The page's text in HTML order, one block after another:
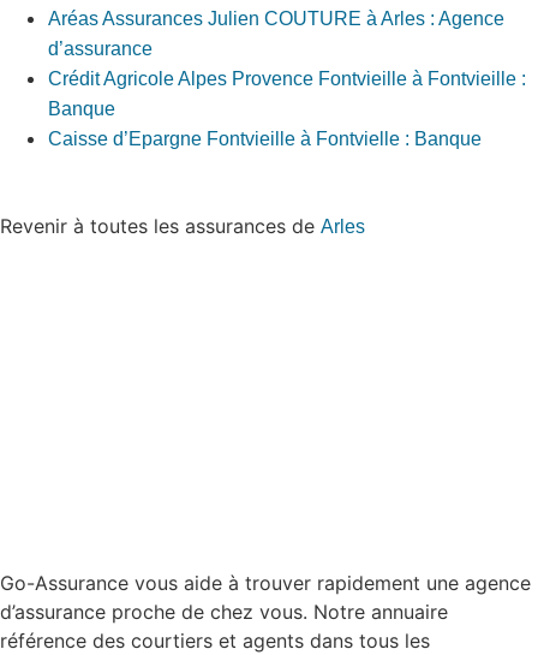
Aréas Assurances Julien COUTURE à Arles : Agence
d’assurance
Crédit Agricole Alpes Provence Fontvieille à Fontvieille :
Banque
Caisse d’Epargne Fontvieille à Fontvielle : Banque
Revenir à toutes les assurances de Arles
Go-Assurance vous aide à trouver rapidement une agence
d’assurance proche de chez vous. Notre annuaire
référence des courtiers et agents dans tous les